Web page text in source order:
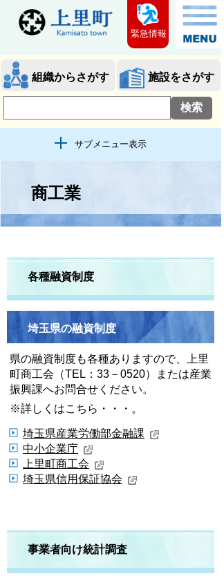
組織からさがす 施設をさがす
サブメニュー表示
緊急情報
商工業
各種融資制度
埼玉県の融資制度
県の融資制度も各種ありますので、上里
町商工会（TEL：33－0520）または産業
振興課へお問合せください。
※詳しくはこちら・・・。
埼玉県産業労働部金融課
中小企業庁
上里町商工会
埼玉県信用保証協会
事業者向け統計調査